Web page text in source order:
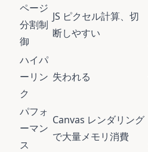
ページ
分割制
御
JS ピクセル計算、切
断しやすい
ハイパ
ーリン
ク
失われる
パフォ
ーマン
ス
Canvas レンダリング
で大量メモリ消費